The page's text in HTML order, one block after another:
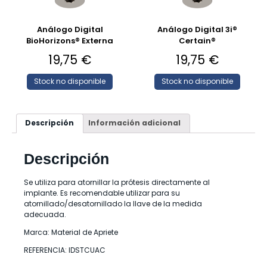
Análogo Digital
BioHorizons® Externa
19,75 €
Stock no disponible
Análogo Digital 3i®
Certain®
19,75 €
Stock no disponible
Descripción Información adicional
Descripción
Se utiliza para atornillar la prótesis directamente al
implante. Es recomendable utilizar para su
atornillado/desatornillado la llave de la medida
adecuada.
Marca: Material de Apriete
REFERENCIA: IDSTCUAC